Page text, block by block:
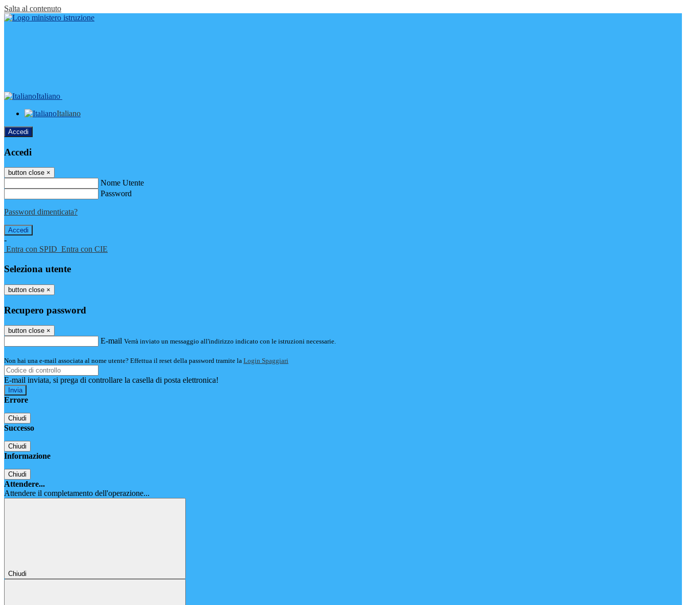
Salta al contenuto
Italiano
Italiano
Accedi
Accedi
button close ×
Nome Utente
Password
Password dimenticata?
-
Entra con SPID Entra con CIE
Seleziona utente
button close ×
Recupero password
button close ×
E-mail Verrà inviato un messaggio all'indirizzo indicato con le istruzioni necessarie.
Non hai una e-mail associata al nome utente? Effettua il reset della password tramite la Login Spaggiari
E-mail inviata, si prega di controllare la casella di posta elettronica!
Errore
Chiudi
Successo
Chiudi
Informazione
Chiudi
Attendere...
Attendere il completamento dell'operazione...
Chiudi